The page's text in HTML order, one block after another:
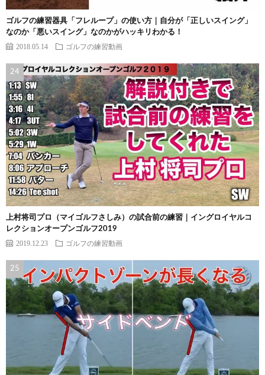
ゴルフの練習器具「フレループ」の使い方｜自分が「正しいスイング」
なのか「悪いスイング」なのかがハッキリわかる！
2018.05.14 ゴルフの練習動画
上村将司プロ（マイゴルフさしみ）の試合前の練習｜イングロイヤルコ
レクションオープンゴルフ2019
2019.12.23 ゴルフの練習動画